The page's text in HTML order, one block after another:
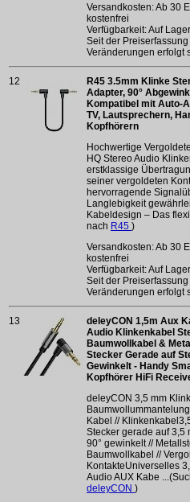
Versandkosten: Ab 30
kostenfrei
Verfügbarkeit: Auf Lager
Seit der
Veränderungen erfolgt
12
R45 3.5mm Klinke
Adapter, 90°
Kompatibel mit Auto-
TV, Lautsprechern,
Kopfhörern
Hochwertige
HQ Stereo Audio
erstklassige
seiner vergoldeten
hervorragende
Langlebigkeit
Kabeldesign – Das
nach R45 )
Versandkosten: Ab 30
kostenfrei
Verfügbarkeit: Auf Lager
Seit der
Veränderungen erfolgt
13
deleyCON 1,5m Aux
Audio Klinkenkabel
Baumwollkabel &
Stecker Gerade auf
Gewinkelt - Handy
Kopfhörer HiFi
deleyCON 3,5 mm
Kabel //
Stecker gerade auf 3,5
90° gewinkelt //
Baumwollkabel //
KontakteUniverselles
Audio AUX Kabe
deleyCON )